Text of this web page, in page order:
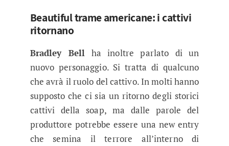
Beautiful trame americane: i cattivi
ritornano
Bradley Bell ha inoltre parlato di un
nuovo personaggio. Si tratta di qualcuno
che avrà il ruolo del cattivo. In molti hanno
supposto che ci sia un ritorno degli storici
cattivi della soap, ma dalle parole del
produttore potrebbe essere una new entry
che semina il terrore all’interno di